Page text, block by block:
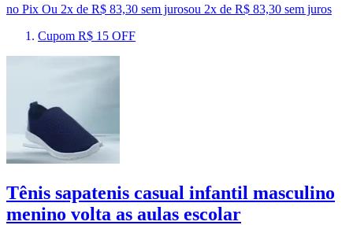
no Pix Ou 2x de R$ 83,30 sem jurosou 2x de R$ 83,30 sem juros
Cupom R$ 15 OFF
Tênis sapatenis casual infantil masculino
menino volta as aulas escolar